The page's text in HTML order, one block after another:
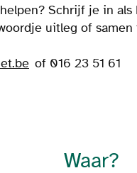
Schrijf je in als
uitleg of samen
of 016 23 51 61
Waar?